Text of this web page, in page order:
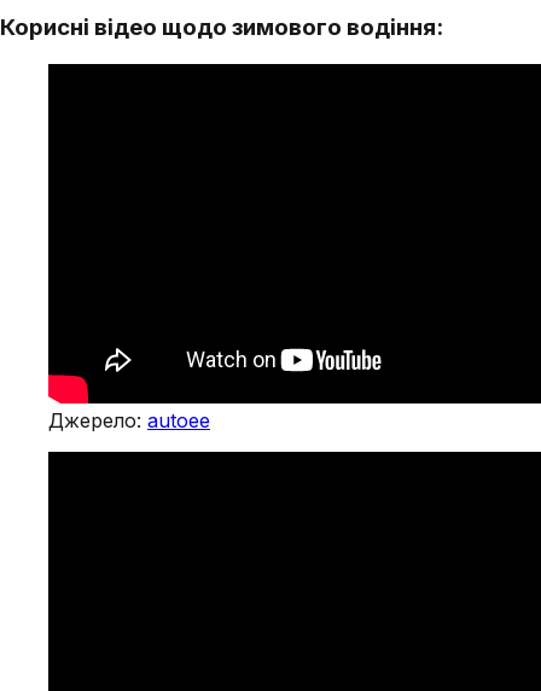
Корисні відео щодо зимового водіння:
Джерело: autoee